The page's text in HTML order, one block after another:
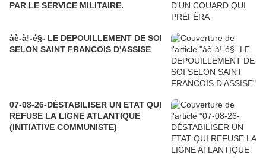
PAR LE SERVICE MILITAIRE.
àè-à!-é§- LE DEPOUILLEMENT DE SOI
SELON SAINT FRANCOIS D'ASSISE
07-08-26-DÉSTABILISER UN ETAT QUI
REFUSE LA LIGNE ATLANTIQUE
(INITIATIVE COMMUNISTE)